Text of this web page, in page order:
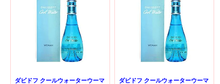
ダビドフ クールウォーターウーマ
ダビドフ クールウォーターウーマ